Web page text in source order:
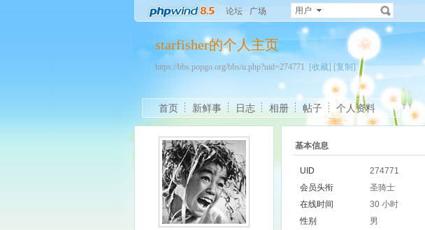
论坛 广场 用户
starfisher的个人主页
https://bbs.popgo.org/bbs/u.php?uid=274771 [收藏] [复制]
首页 新鲜事 日志 相册 帖子 个人资料
基本信息
UID
274771
会员头衔
圣骑士
在线时间
30 小时
性别
男